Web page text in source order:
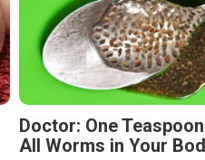
Doctor: One
All Worms in Your